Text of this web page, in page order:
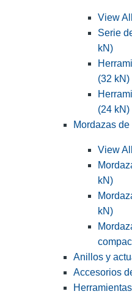
View
Serie
kN)
(32 kN)
(24 kN)
Mordazas
View
kN)
kN)
Anillos y
Accesorios